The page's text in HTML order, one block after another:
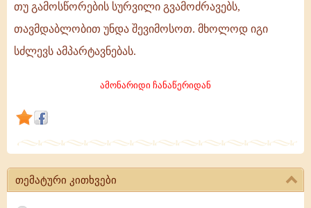
თუ
გამოსწორების
სურვილი
თავმდაბლობით
უნდა
შევიმოსოთ.
მხოლოდ
იგი
სძლევს
ამპარტავნებას.
თუ გამოსწორების სურვილი გვამოძრავებს,
თავმდაბლობით უნდა შევიმოსოთ. მხოლოდ იგი
სძლევს ამპარტავნებას.
ამონარიდი ჩანაწერიდან
თემატური კითხვები